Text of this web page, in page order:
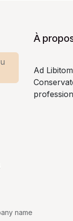
À
Ad
name